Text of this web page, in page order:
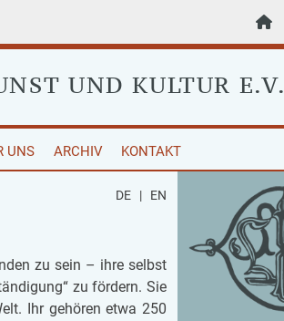
UND KULTUR E.V.
UNS ARCHIV KONTAKT
DE | EN
zu sein – ihre selbst
zu för­dern. Sie
Ihr ge­hö­ren etwa 250